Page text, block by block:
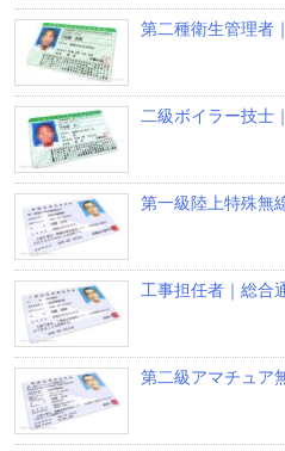
第二種衛生管理者
二級ボイラー技士
第一級陸上特殊無
工事担任者｜総合
第二級アマチュア